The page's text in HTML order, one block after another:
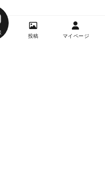
投稿 マイページ